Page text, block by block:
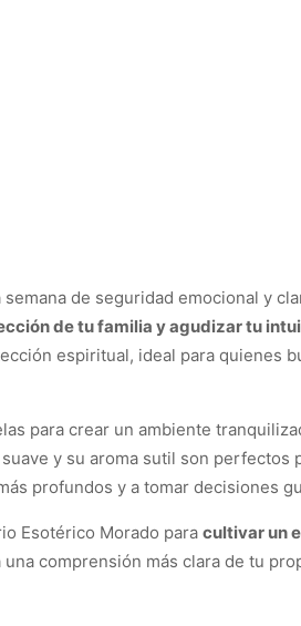
semana de seguridad emocional y
de tu familia y agudizar tu
espiritual, ideal para quienes
para crear un ambiente
y su aroma sutil son
profundos y a tomar decisiones
Esotérico Morado para cultivar un
una comprensión más clara de tu